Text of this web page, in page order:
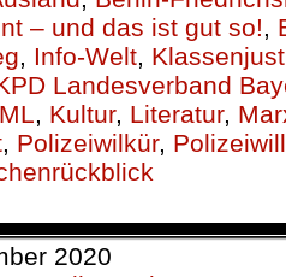
auf die
stellen.